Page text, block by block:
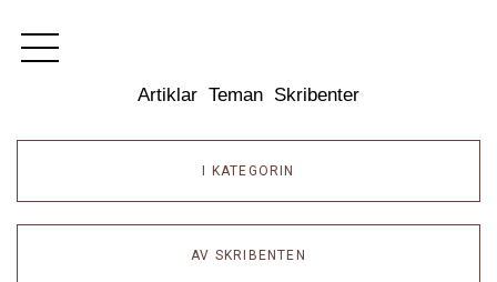
Artiklar Teman Skribenter
I KATEGORIN
AV SKRIBENTEN